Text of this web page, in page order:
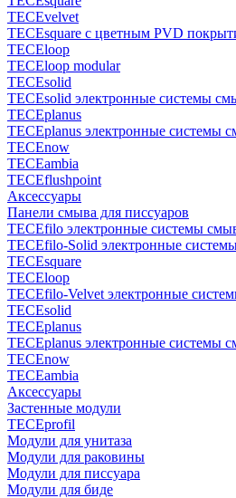
TECEvelvet
TECEsquare с цветным PVD
TECEloop
TECEloop modular
TECEsolid
TECEsolid электронные системы
TECEplanus
TECEplanus электронные системы
TECEnow
TECEambia
TECEflushpoint
Аксессуары
Панели смыва для писсуаров
TECEfilo электронные системы
TECEfilo-Solid электронные
TECEsquare
TECEloop
TECEfilo-Velvet электронные
TECEsolid
TECEplanus
TECEplanus электронные системы
TECEnow
TECEambia
Аксессуары
Застенные модули
TECEprofil
Модули для унитаза
Модули для раковины
Модули для писсуара
Модули для биде